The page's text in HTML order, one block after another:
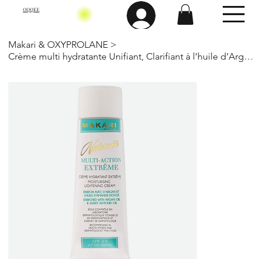
OQQEE
Makari & OXYPROLANE >
Crème multi hydratante Unifiant, Clarifiant à l’huile d’Argan 50 Ml-Makari